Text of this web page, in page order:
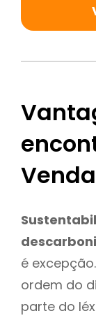
é
ordem do
parte do